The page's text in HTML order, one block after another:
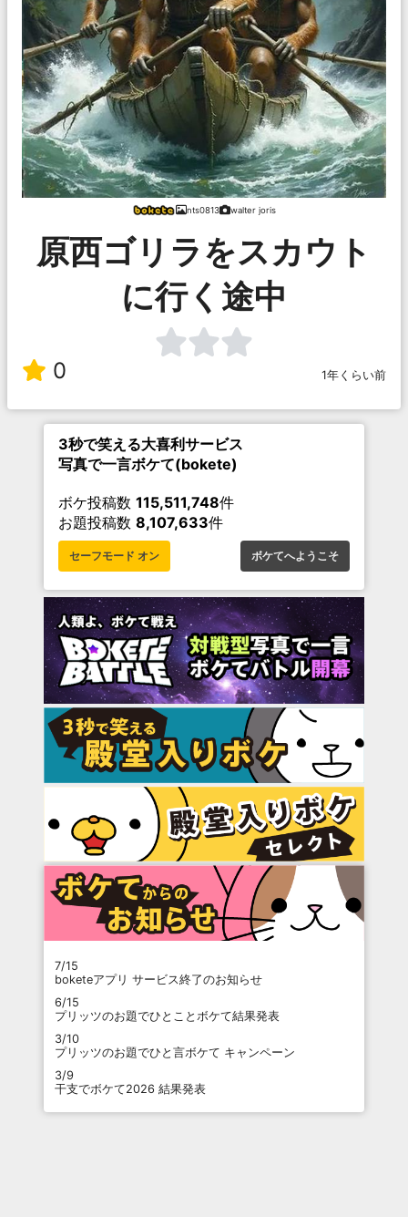
nts0813 walter joris
原西ゴリラをスカウト
に行く途中
0 1年くらい前
3秒で笑える大喜利サービス
写真で一言ボケて(bokete)
ボケ投稿数 115,511,748件
お題投稿数 8,107,633件
セーフモード オン ボケてへようこそ
7/15
boketeアプリ サービス終了のお知らせ
6/15
プリッツのお題でひとことボケて結果発表
3/10
プリッツのお題でひと言ボケて キャンペーン
3/9
干支でボケて2026 結果発表